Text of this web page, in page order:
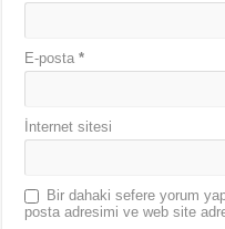
E-posta*
İnternet sitesi
Bir dahaki sefere yorum
posta adresimi ve web site